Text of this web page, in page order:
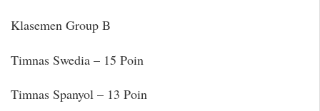
Klasemen Group B
Timnas Swedia – 15 Poin
Timnas Spanyol – 13 Poin